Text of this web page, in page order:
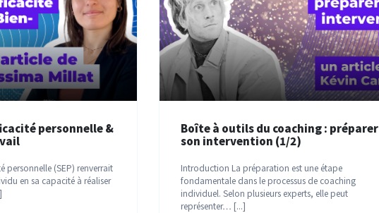
personnelle &
personnelle (SEP) renverrait
en sa capacité à réaliser
Boîte à outils du coaching : préparer
son intervention (1/2)
Introduction La préparation est une étape
fondamentale dans le processus de coaching
individuel. Selon plusieurs experts, elle peut
représenter… [...]